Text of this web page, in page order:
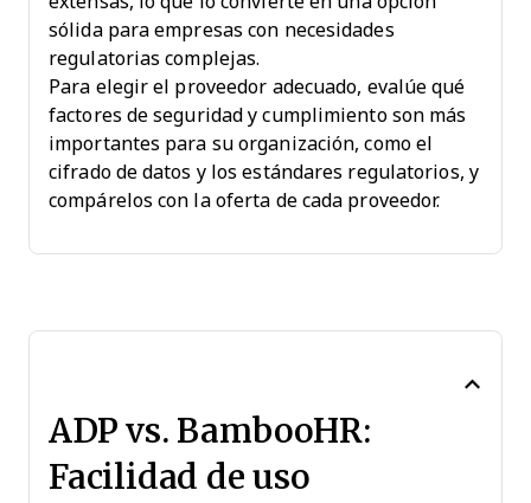
sólida para empresas con necesidades
regulatorias complejas.
Para elegir el proveedor adecuado, evalúe qué
factores de seguridad y cumplimiento son más
importantes para su organización, como el
cifrado de datos y los estándares regulatorios, y
compárelos con la oferta de cada proveedor.
ADP vs. BambooHR:
Facilidad de uso